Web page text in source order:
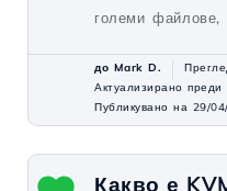
големи файлове,
до Mark D.
Актуализирано преди
Публикувано на 29/
Какво е